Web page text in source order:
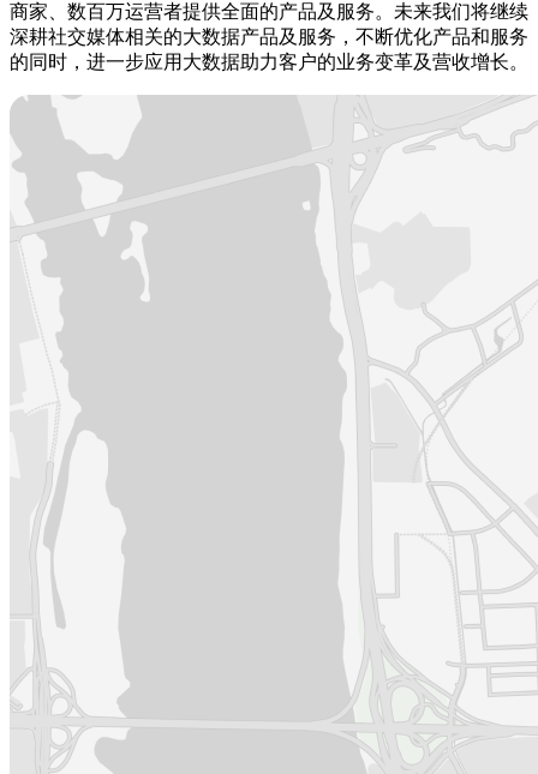
商家、数百万运营者提供全面的产品及服务。未来我们将继续
深耕社交媒体相关的大数据产品及服务，不断优化产品和服务
的同时，进一步应用大数据助力客户的业务变革及营收增长。